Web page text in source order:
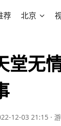
荐 北京
堂无
12-03 21:15 ·